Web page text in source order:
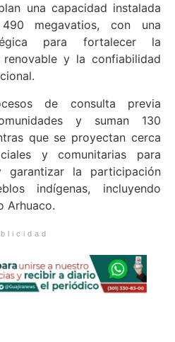
una capacidad instalada
megavatios, con una
para fortalecer la
y la confiabilidad
de consulta previa
y suman 130
que se proyectan cerca
y comunitarias para
garantizar la participación
indígenas, incluyendo
Arhuaco.